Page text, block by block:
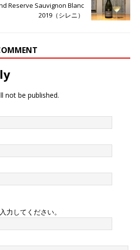
Reserve Sauvignon Blanc
2019（シレニ）
not be published.
力してください。